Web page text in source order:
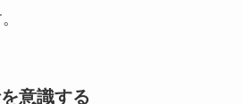
意識する